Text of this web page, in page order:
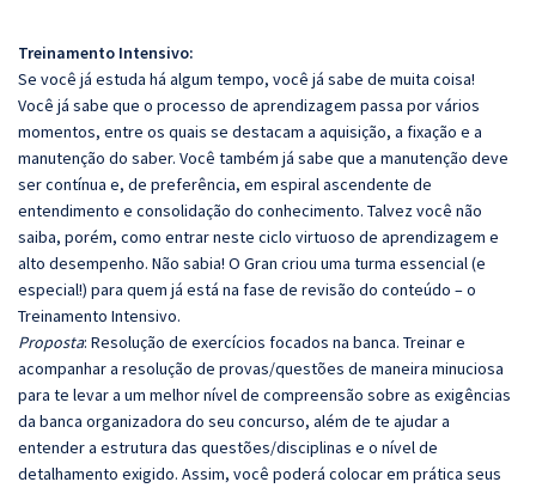
Treinamento Intensivo:
Se você já estuda há algum tempo, você já sabe de muita coisa!
Você já sabe que o processo de aprendizagem passa por vários
momentos, entre os quais se destacam a aquisição, a fixação e a
manutenção do saber. Você também já sabe que a manutenção deve
ser contínua e, de preferência, em espiral ascendente de
entendimento e consolidação do conhecimento. Talvez você não
saiba, porém, como entrar neste ciclo virtuoso de aprendizagem e
alto desempenho. Não sabia! O Gran criou uma turma essencial (e
especial!) para quem já está na fase de revisão do conteúdo – o
Treinamento Intensivo.
Proposta: Resolução de exercícios focados na banca. Treinar e
acompanhar a resolução de provas/questões de maneira minuciosa
para te levar a um melhor nível de compreensão sobre as exigências
da banca organizadora do seu concurso, além de te ajudar a
entender a estrutura das questões/disciplinas e o nível de
detalhamento exigido. Assim, você poderá colocar em prática seus